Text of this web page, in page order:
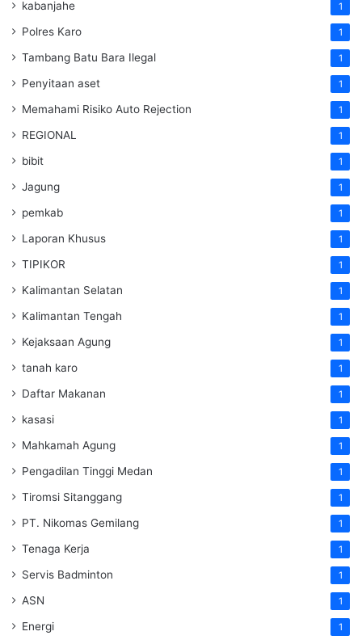
kabanjahe 1
Polres Karo 1
Tambang Batu Bara Ilegal 1
Penyitaan aset 1
Memahami Risiko Auto Rejection 1
REGIONAL 1
bibit 1
Jagung 1
pemkab 1
Laporan Khusus 1
TIPIKOR 1
Kalimantan Selatan 1
Kalimantan Tengah 1
Kejaksaan Agung 1
tanah karo 1
Daftar Makanan 1
kasasi 1
Mahkamah Agung 1
Pengadilan Tinggi Medan 1
Tiromsi Sitanggang 1
PT. Nikomas Gemilang 1
Tenaga Kerja 1
Servis Badminton 1
ASN 1
Energi 1